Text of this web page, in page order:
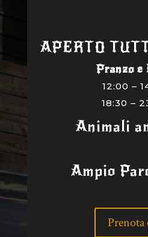
APERTO
Pranzo e
12:00 –
18:30 –
Animali
Ampio
Prenota